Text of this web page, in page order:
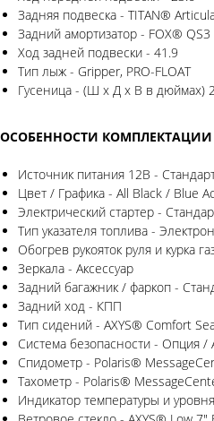
Задняя подвеска - TITAN®
Задний амортизатор - FOX® QS3
Ход задней подвески - 41.9
Тип лыж - Gripper, PRO-FLOAT
Гусеница - (Ш х Д х В в дюймах)
ОСОБЕННОСТИ КОМПЛЕКТАЦИИ
Источник питания 12B -
Цвет / Графика - All Black / Blue
Электрический стартер -
Тип указателя топлива -
Обогрев рукояток руля и курка
Зеркала - Аксессуар
Задний багажник / фаркоп -
Задний ход - КПП
Тип сидений - AXYS® Comfort
Система безопасности - Опция /
Спидометр - Polaris®
Тахометр - Polaris®
Индикатор температуры и